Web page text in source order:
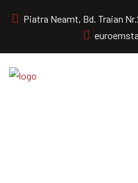
Piatra Neamt, Bd. Traian